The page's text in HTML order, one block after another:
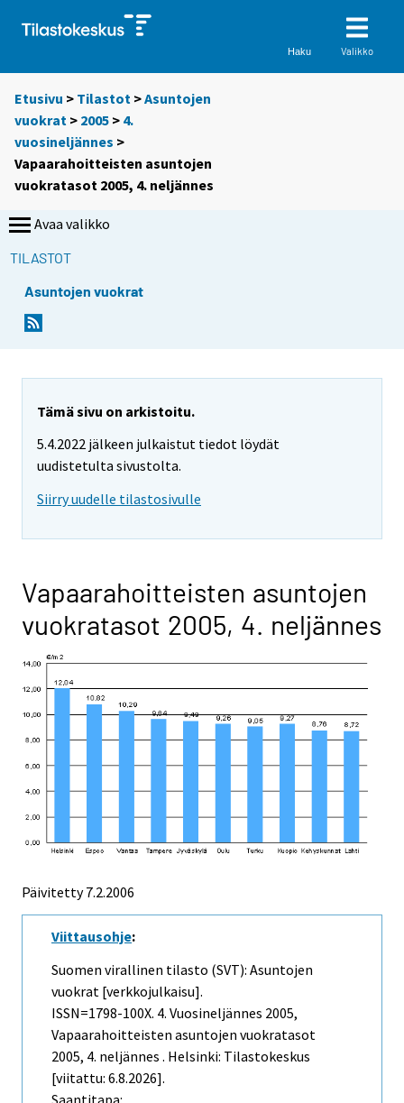
Haku Valikko
Etusivu > Tilastot >Asuntojen
vuokrat > 2005 > 4.
vuosineljännes >
Vapaarahoitteisten asuntojen
vuokratasot 2005, 4. neljännes
Avaa valikko
TILASTOT
Asuntojen vuokrat
Tämä sivu on arkistoitu.
5.4.2022 jälkeen julkaistut tiedot löydät
uudistetulta sivustolta.
Siirry uudelle tilastosivulle
Vapaarahoitteisten asuntojen
vuokratasot 2005, 4. neljännes
Päivitetty7.2.2006
Viittausohje:
Suomen virallinen tilasto (SVT): Asuntojen
vuokrat [verkkojulkaisu].
ISSN=1798-100X. 4. Vuosineljännes 2005,
Vapaarahoitteisten asuntojen vuokratasot
2005, 4. neljännes . Helsinki: Tilastokeskus
[viitattu: 6.8.2026].
Saantitapa: